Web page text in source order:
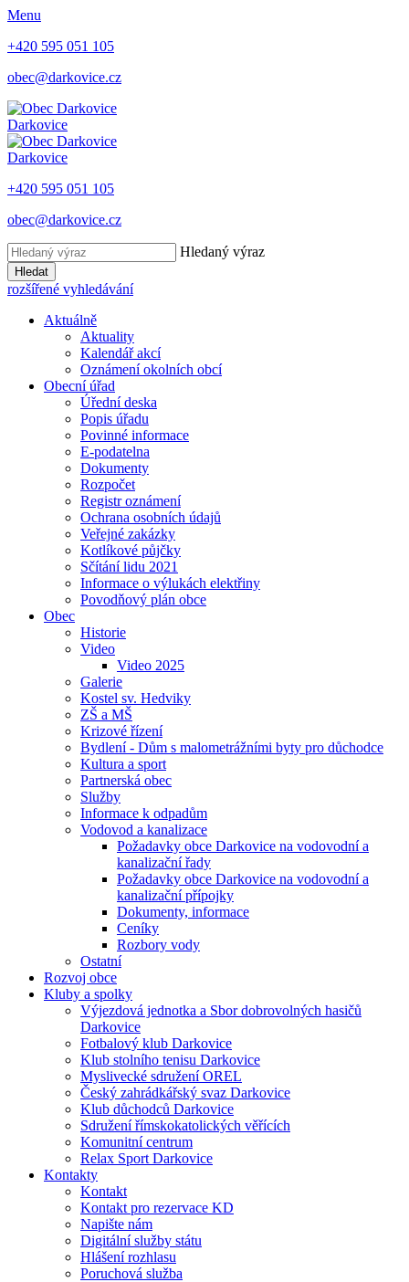
Menu
+420 595 051 105
obec@darkovice.cz
Darkovice
Darkovice
+420 595 051 105
obec@darkovice.cz
Hledaný výraz
Hledat
rozšířené vyhledávání
Aktuálně
Aktuality
Kalendář akcí
Oznámení okolních obcí
Obecní úřad
Úřední deska
Popis úřadu
Povinné informace
E-podatelna
Dokumenty
Rozpočet
Registr oznámení
Ochrana osobních údajů
Veřejné zakázky
Kotlíkové půjčky
Sčítání lidu 2021
Informace o výlukách elektřiny
Povodňový plán obce
Obec
Historie
Video
Video 2025
Galerie
Kostel sv. Hedviky
ZŠ a MŠ
Krizové řízení
Bydlení - Dům s malometrážními byty pro důchodce
Kultura a sport
Partnerská obec
Služby
Informace k odpadům
Vodovod a kanalizace
Požadavky obce Darkovice na vodovodní a
kanalizační řady
Požadavky obce Darkovice na vodovodní a
kanalizační přípojky
Dokumenty, informace
Ceníky
Rozbory vody
Ostatní
Rozvoj obce
Kluby a spolky
Výjezdová jednotka a Sbor dobrovolných hasičů
Darkovice
Fotbalový klub Darkovice
Klub stolního tenisu Darkovice
Myslivecké sdružení OREL
Český zahrádkářský svaz Darkovice
Klub důchodců Darkovice
Sdružení římskokatolických věřících
Komunitní centrum
Relax Sport Darkovice
Kontakty
Kontakt
Kontakt pro rezervace KD
Napište nám
Digitální služby státu
Hlášení rozhlasu
Poruchová služba